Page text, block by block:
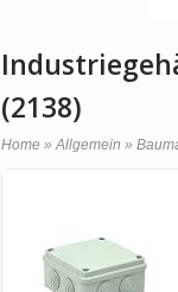
(2138)
Home » Allgemein »